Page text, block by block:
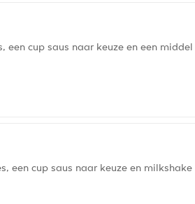
een cup saus naar keuze en een
een cup saus naar keuze en